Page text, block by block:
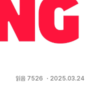
읽음 7526 ・ 2025.03.24